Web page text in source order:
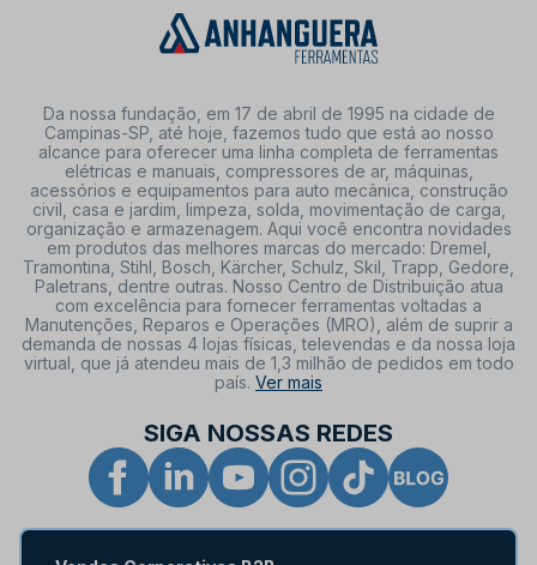
Da nossa fundação, em 17 de abril de 1995 na cidade de
Campinas-SP, até hoje, fazemos tudo que está ao nosso
alcance para oferecer uma linha completa de ferramentas
elétricas e manuais, compressores de ar, máquinas,
acessórios e equipamentos para auto mecânica, construção
civil, casa e jardim, limpeza, solda, movimentação de carga,
organização e armazenagem. Aqui você encontra novidades
em produtos das melhores marcas do mercado: Dremel,
Tramontina, Stihl, Bosch, Kärcher, Schulz, Skil, Trapp, Gedore,
Paletrans, dentre outras. Nosso Centro de Distribuição atua
com excelência para fornecer ferramentas voltadas a
Manutenções, Reparos e Operações (MRO), além de suprir a
demanda de nossas 4 lojas físicas, televendas e da nossa loja
virtual, que já atendeu mais de 1,3 milhão de pedidos em todo
país. Ver mais
SIGA NOSSAS REDES